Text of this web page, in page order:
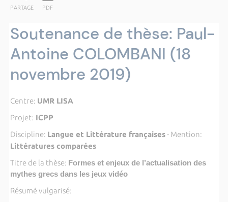
PARTAGE PDF
Soutenance de thèse: Paul-
Antoine COLOMBANI (18
novembre 2019)
Centre: UMR LISA
Projet: ICPP
Discipline: Langue et Littérature françaises- Mention:
Littératures comparées
Titre de la thèse: Formes et enjeux de l’actualisation des
mythes grecs dans les jeux vidéo
Résumé vulgarisé: